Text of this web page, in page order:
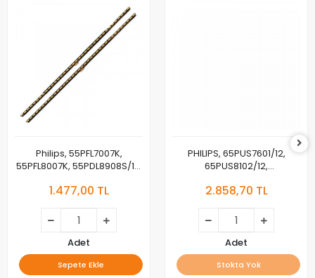
Philips, 55PFL7007K,
55PFL8007K, 55PDL8908S/12,
BACKLIGHT, SAMSUNG,
1.477,00 TL
Adet
Sepete Ekle
PHILIPS, 65PUS7601/12,
65PUS8102/12,
BACKLIGHT, TPT650US-
2.858,70 TL
Adet
Stokta Yok